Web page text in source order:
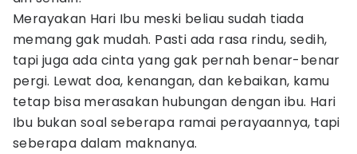
Merayakan Hari Ibu meski beliau sudah tiada
memang gak mudah. Pasti ada rasa rindu, sedih,
tapi juga ada cinta yang gak pernah benar-benar
pergi. Lewat doa, kenangan, dan kebaikan, kamu
tetap bisa merasakan hubungan dengan ibu. Hari
Ibu bukan soal seberapa ramai perayaannya, tapi
seberapa dalam maknanya.